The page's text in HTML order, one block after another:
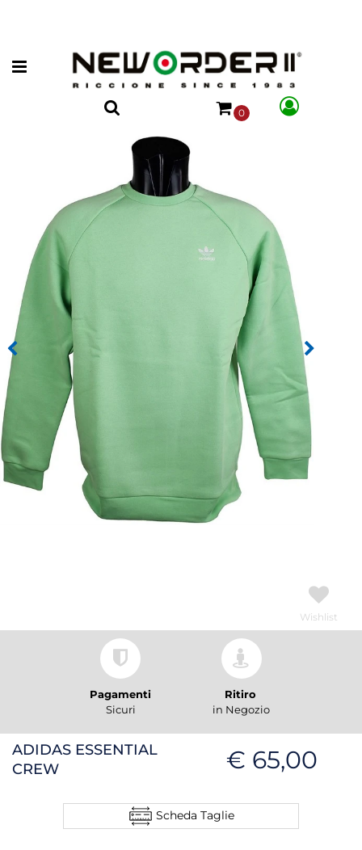
Open menu
0
Wishlist
Pagamenti
Sicuri
Ritiro
in Negozio
ADIDAS ESSENTIAL
CREW
€ 65,00
Scheda Taglie